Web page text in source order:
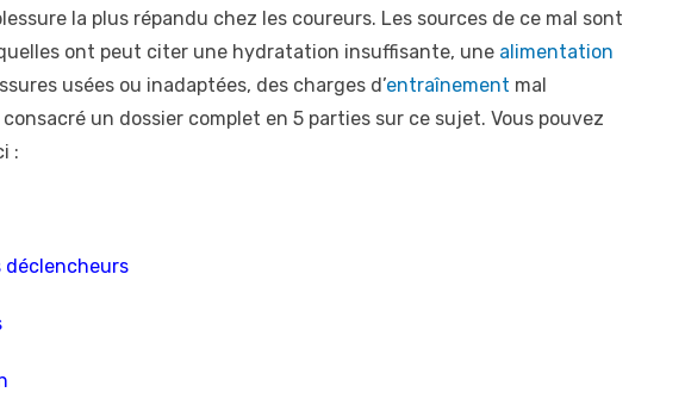
la plus répandu chez les coureurs. Les sources de ce mal sont
ont peut citer une hydratation insuffisante, une alimentation
usées ou inadaptées, des charges d’entraînement mal
un dossier complet en 5 parties sur ce sujet. Vous pouvez
:
déclencheurs